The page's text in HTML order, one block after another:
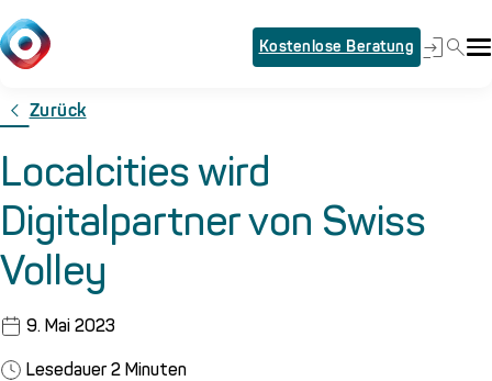
Kostenlose Beratung
Zurück
Localcities wird
Digitalpartner von Swiss
Volley
9. Mai 2023
Lesedauer 2 Minuten